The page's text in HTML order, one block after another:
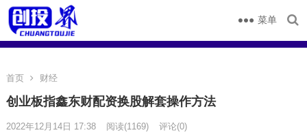
菜单
首页 财经
创业板指鑫东财配资换股解套操作方法
2022年12月14日 17:38 阅读(1169) 评论(0)